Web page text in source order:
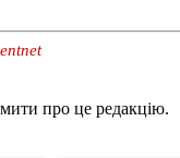
про це редакцію.